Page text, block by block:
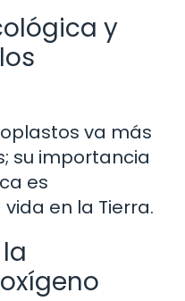
y
va más
su importancia
es
en la Tierra.